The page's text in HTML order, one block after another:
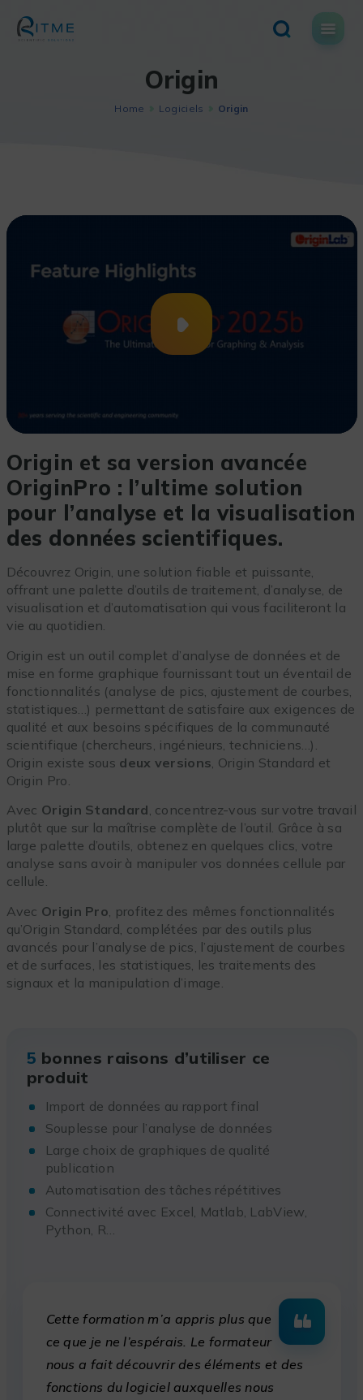
content
Origin
Home Logiciels Origin
Origin et sa version avancée
OriginPro : l’ultime solution
pour l’analyse et la visualisation
des données scientifiques.
Découvrez Origin, une solution fiable et puissante,
offrant une palette d’outils de traitement, d’analyse, de
visualisation et d’automatisation qui vous faciliteront la
vie au quotidien.
Origin est un outil complet d’analyse de données et de
mise en forme graphique fournissant tout un éventail de
fonctionnalités (analyse de pics, ajustement de courbes,
statistiques…) permettant de satisfaire aux exigences de
qualité et aux besoins spécifiques de la communauté
scientifique (chercheurs, ingénieurs, techniciens…).
Origin existe sous deux versions , Origin Standard et
Origin Pro.
Avec Origin Standard, concentrez-vous sur votre travail
plutôt que sur la maîtrise complète de l’outil. Grâce à sa
large palette d’outils, obtenez en quelques clics, votre
analyse sans avoir à manipuler vos données cellule par
cellule.
Avec Origin Pro , profitez des mêmes fonctionnalités
qu’Origin Standard, complétées par des outils plus
avancés pour l’analyse de pics, l’ajustement de courbes
et de surfaces, les statistiques, les traitements des
signaux et la manipulation d’image.
5 bonnes raisons d’utiliser ce
produit
Import de données au rapport final
Souplesse pour l’analyse de données
Large choix de graphiques de qualité
publication
Automatisation des tâches répétitives
Connectivité avec Excel, Matlab, LabView,
Python, R…
Cette formation m’a appris plus que
ce que je ne l’espérais. Le formateur
nous a fait découvrir des éléments et des
fonctions du logiciel auxquelles nous